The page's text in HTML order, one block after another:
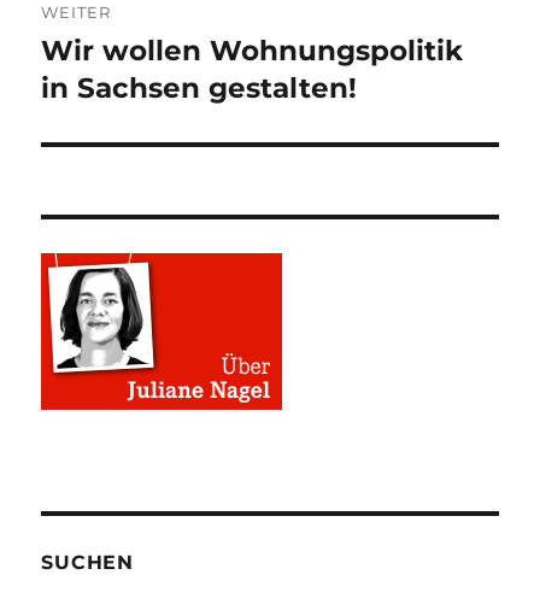
WEITER
Nächster
Beitrag:
Wir wollen Wohnungspolitik
in Sachsen gestalten!
SUCHEN